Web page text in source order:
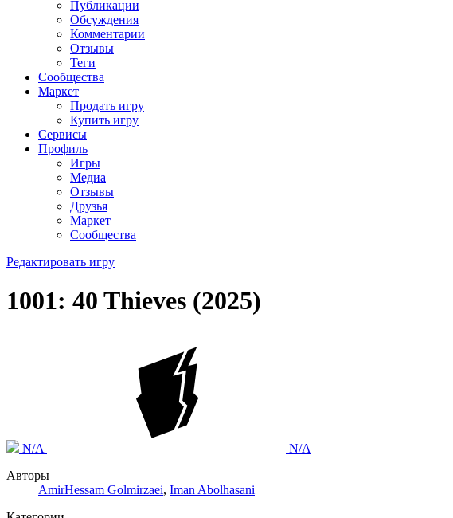
Публикации
Обсуждения
Комментарии
Отзывы
Теги
Сообщества
Маркет
Продать игру
Купить игру
Сервисы
Профиль
Игры
Медиа
Отзывы
Друзья
Маркет
Сообщества
Редактировать игру
1001: 40 Thieves (2025)
N/A
N/A
Авторы
AmirHessam Golmirzaei, Iman Abolhasani